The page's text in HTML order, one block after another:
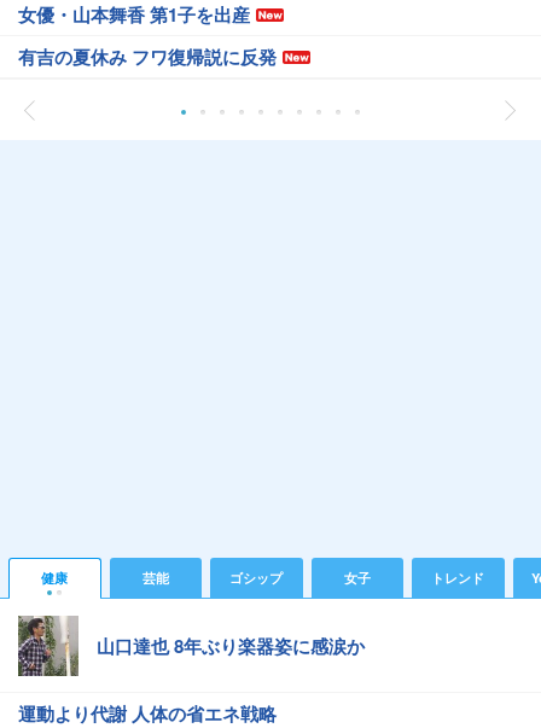
女優・山本舞香 第1子を出産
有吉の夏休み フワ復帰説に反発
健康 芸能 ゴシップ 女子 トレンド
山口達也 8年ぶり楽器姿に感涙か
運動より代謝 人体の省エネ戦略